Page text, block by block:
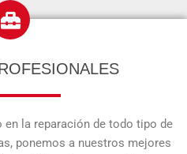
la reparación de todo tipo de
ponemos a nuestros mejores